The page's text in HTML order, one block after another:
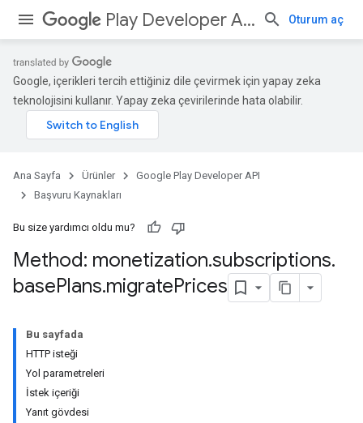
Play Developer API Oturum aç
Google, içerikleri tercih ettiğiniz dile çevirmek için yapay zeka
teknolojisini kullanır. Yapay zeka çevirilerinde hata olabilir.
Ana Sayfa Ürünler
Google Play Developer API
Başvuru Kaynakları
Bu size yardımcı oldu mu?
Method: monetization.subscriptions.
basePlans.migratePrices
Bu sayfada
HTTP isteği
Yol parametreleri
İstek içeriği
Yanıt gövdesi